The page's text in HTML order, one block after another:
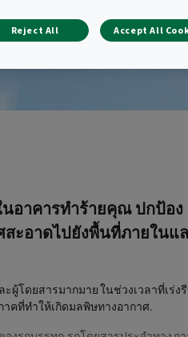
อาคารทำร้ายคุณ ปกป้อง
ะอาดไปยังพื้นที่ภายในแ
โดยสารมากมาย ในช่วงเวลาที่เร่ง
คที่ทำให้เกิดมลพิษทางอากาศ.
Reject All Accept All